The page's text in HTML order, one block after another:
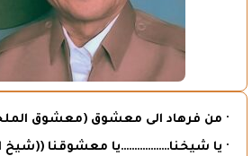
· من فرهاد الى معشوق (معشوق
· يا شيخنا………………يا معشوقنا ((شيخ